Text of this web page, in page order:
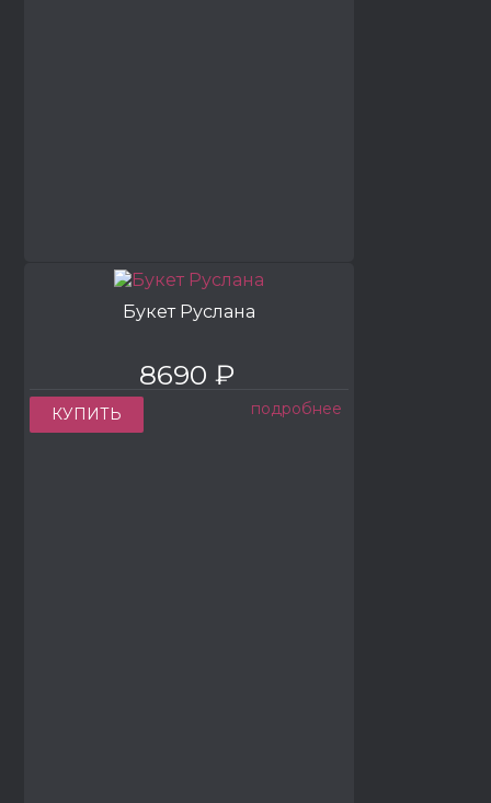
Букет Руслана
8690 ₽
КУПИТЬ подробнее